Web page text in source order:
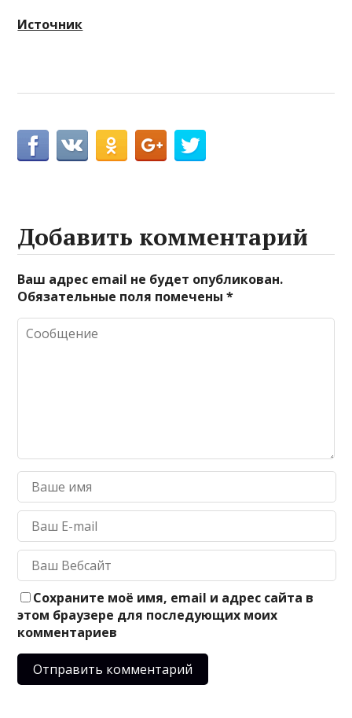
Источник
Добавить комментарий
Ваш адрес email не будет опубликован.
Обязательные поля помечены*
Сохраните моё имя, email и адрес сайта в
этом браузере для последующих моих
комментариев